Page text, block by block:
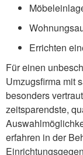
Errichten
Für einen
Umzugsfirma mit
besonders
zeitsparendste,
erfahren in der